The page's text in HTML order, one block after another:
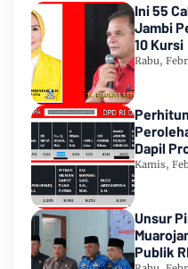
Ini 55
Jambi
10 Kursi
Rabu,
Dapil
Urutan
Kamis,
Unsur
Publik